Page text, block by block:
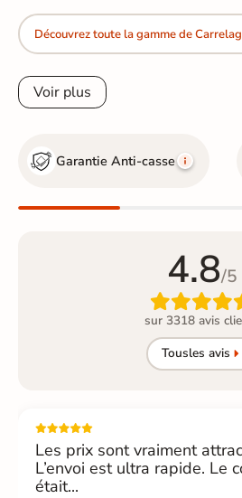
Découvrez toute la gamme de
Voir plus
Garantie Anti-casse
4.8/5
sur 3318 avis
Tousles avis
Les prix sont vraiment
L’envoi est ultra rapide. Le
était...